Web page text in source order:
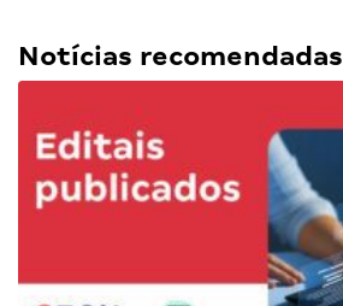
Notícias recomendadas